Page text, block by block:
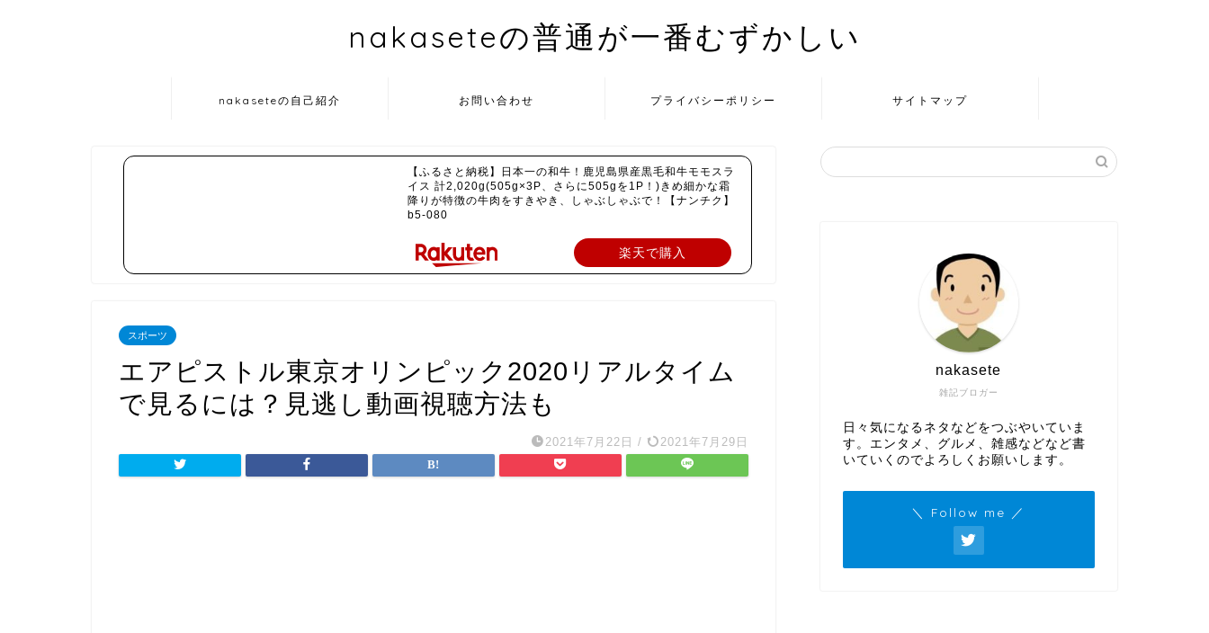
nakaseteの普通が一番むずかしい
nakaseteの自己紹介 お問い合わせ プライバシーポリシー サイトマップ
【ふるさと納税】日本一の和牛！鹿児島県産黒毛和牛モモスラ
イス 計2,020g(505g×3P、さらに505gを1P！)きめ細かな霜
降りが特徴の牛肉をすきやき、しゃぶしゃぶで！【ナンチク】
b5-080
楽天で購入
スポーツ
エアピストル東京オリンピック2020リアルタイム
で見るには？見逃し動画視聴方法も
2021年7月22日 / 2021年7月29日
雑記ブロガー
nakasete
日々気になるネタなどをつぶやいていま
す。エンタメ、グルメ、雑感などなど書
いていくのでよろしくお願いします。
＼ Follow me ／